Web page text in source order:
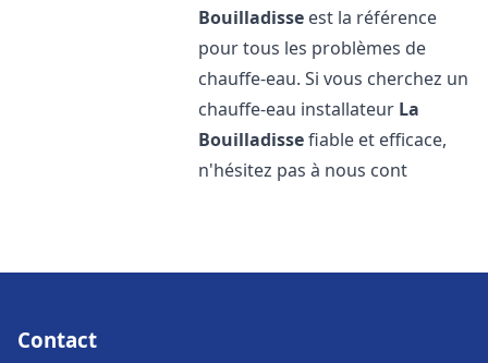
Bouilladisse est la référence
pour tous les problèmes de
chauffe-eau. Si vous cherchez un
chauffe-eau installateur La
Bouilladissefiable et efficace,
n'hésitez pas à nous cont
Contact